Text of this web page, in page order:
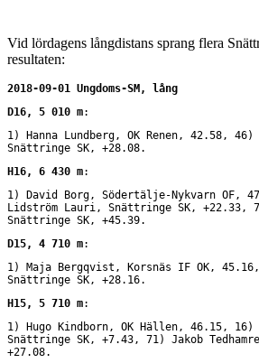
Vid lördagens långdistans sprang flera
resultaten:
2018-09-01 Ungdoms-SM, lång
D16, 5 010 m:
1) Hanna Lundberg, OK Renen, 42.58,
Snättringe SK, +28.08.
H16, 6 430 m:
1) David Borg, Södertälje-Nykvarn OF,
Lidström Lauri, Snättringe SK, +22.33,
Snättringe SK, +45.39.
D15, 4 710 m:
1) Maja Bergqvist, Korsnäs IF OK,
Snättringe SK, +28.16.
H15, 5 710 m:
1) Hugo Kindborn, OK Hällen, 46.15,
Snättringe SK, +7.43, 71) Jakob
+27.08.